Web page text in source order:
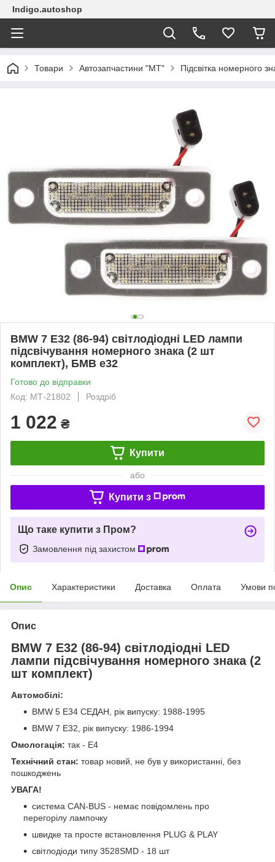
Indigo.autoshop
Товари Автозапчастини "МТ" Підсвітка номерного
BMW 7 E32 (86-94) світлодіодні LED лампи
підсвічування номерного знака (2 шт
комплект), БМВ е32
Готово до відправки
Код: МТ-21802
Роздріб
1 022 ₴
Купити
або
Купити з
Що таке купити з Пром?
Замовлення під захистом
Опис Характеристики Доставка Оплата Умови
Опис
BMW 7 E32 (86-94) світлодіодні LED
лампи підсвічування номерного знака (2
шт комплект)
Автомобілі:
BMW 5 E34 СЕДАН, рік випуску: 1988-1995
BMW 7 E32, рік випуску: 1986-1994
Омологація: так - E4
Технічний стан: товар новий, не був у використанні, без
пошкоджень
УВАГА!
система CAN-BUS - немає повідомлень про
перегорілу лампочку
швидке та просте встановлення PLUG & PLAY
світлодіоди типу 3528SMD - 18 шт